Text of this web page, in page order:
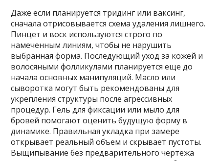
Даже если планируется тридинг или ваксинг,
сначала отрисовывается схема удаления лишнего.
Пинцет и воск используются строго по
намеченным линиям, чтобы не нарушить
выбранная форма. Последующий уход за кожей и
волосяными фолликулами планируется еще до
начала основных манипуляций. Масло или
сыворотка могут быть рекомендованы для
укрепления структуры после агрессивных
процедур. Гель для фиксации или мыло для
бровей помогают оценить будущую форму в
динамике. Правильная укладка при замере
открывает реальный объем и скрывает пустоты.
Выщипывание без предварительного чертежа